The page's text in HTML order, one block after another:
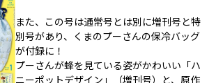
また、この号は通常号とは別に増刊号と特
別号があり、くまのプーさんの保冷バッグ
が付録に！
プーさんが蜂を見ている姿がかわいい「ハ
ニーポットデザイン」（増刊号）と、原作